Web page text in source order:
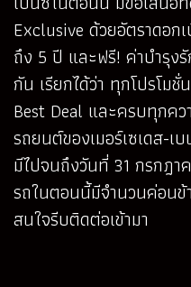
Exclusive ด้วยอัตราดอก
ถึง 5 ปี และฟรี! ค่าบำรุง
กัน เรียกได้ว่า ทุกโปรโม
Best Deal และครบทุกค
รถยนต์ของเมอร์เซเดส-
มีไปจนถึงวันที่ 31 กรกฎ
รถในตอนนี้มีจำนวนค่อน
สนใจรีบติดต่อเข้ามา